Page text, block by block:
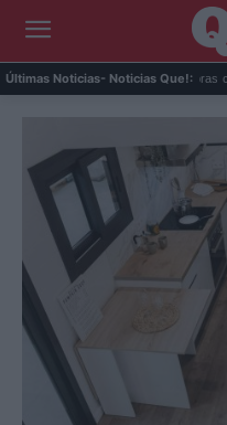
Últimas Noticias- Noticias Que!:
eliminó 140.000 cabras con 700